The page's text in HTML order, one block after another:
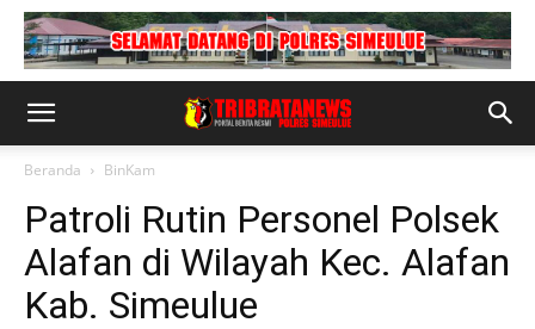
Beranda BinKam
Patroli Rutin Personel Polsek
Alafan di Wilayah Kec. Alafan
Kab. Simeulue